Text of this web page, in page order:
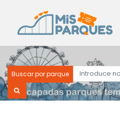
Buscar por parque